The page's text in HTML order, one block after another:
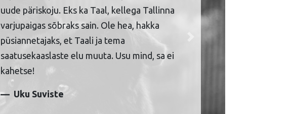
uude päriskoju. Eks ka Taal, kellega Tallinna
varjupaigas sõbraks sain. Ole hea, hakka
püsiannetajaks, et Taali ja tema
saatusekaaslaste elu muuta. Usu mind, sa ei
kahetse!
Uku Suviste
Next